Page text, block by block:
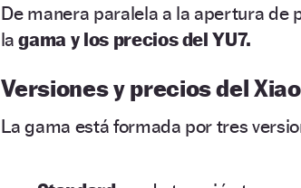
De manera paralela a la apertura de
lagama y los precios del YU7.
Versiones y precios del
La gama está formada por tres